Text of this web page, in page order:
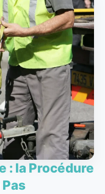
: la Procédure